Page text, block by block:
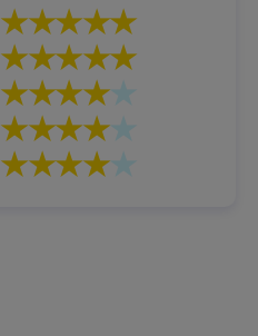
★★★★★
★★★★★
★★★★★
★★★★★
★★★★★